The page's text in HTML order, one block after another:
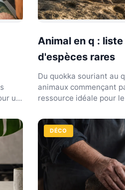
un
Animal en q :
d'espèces rares
Du quokka souriant au
animaux commençant
ressource idéale pour
DÉCO